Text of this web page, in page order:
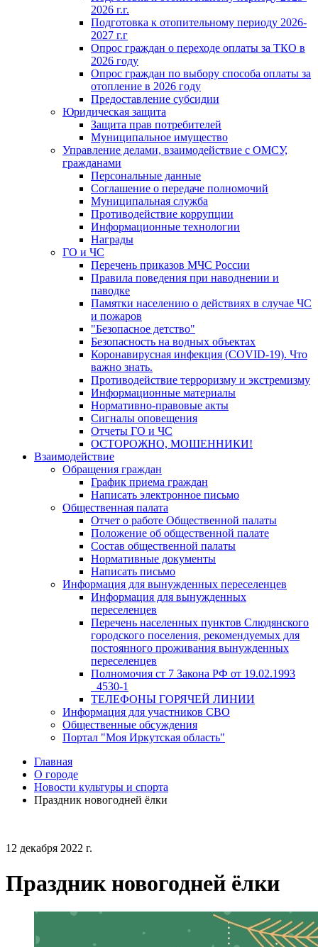
2026 г.г.
Подготовка к отопительному периоду 2026-
2027 г.г
Опрос граждан о переходе оплаты за ТКО в
2026 году
Опрос граждан по выбору способа оплаты за
отопление в 2026 году
Предоставление субсидии
Юридическая защита
Защита прав потребителей
Муниципальное имущество
Управление делами, взаимодействие с ОМСУ,
гражданами
Персональные данные
Соглашение о передаче полномочий
Муниципальная служба
Противодействие коррупции
Информационные технологии
Награды
ГО и ЧС
Перечень приказов МЧС России
Правила поведения при наводнении и
паводке
Памятки населению о действиях в случае ЧС
и пожаров
"Безопасное детство"
Безопасность на водных объектах
Коронавирусная инфекция (COVID-19). Что
важно знать.
Противодействие терроризму и экстремизму
Информационные материалы
Нормативно-правовые акты
Сигналы оповещения
Отчеты ГО и ЧС
ОСТОРОЖНО, МОШЕННИКИ!
Взаимодействие
Обращения граждан
График приема граждан
Написать электронное письмо
Общественная палата
Отчет о работе Общественной палаты
Положение об общественной палате
Состав общественной палаты
Нормативные документы
Написать письмо
Информация для вынужденных переселенцев
Информация для вынужденных
переселенцев
Перечень населенных пунктов Слюдянского
городского поселения, рекомендуемых для
постоянного проживания вынужденных
переселенцев
Полномочия ст 7 Закона РФ от 19.02.1993
_4530-1
ТЕЛЕФОНЫ ГОРЯЧЕЙ ЛИНИИ
Информация для участников СВО
Общественные обсуждения
Портал "Моя Иркутская область"
Главная
О городе
Новости культуры и спорта
Праздник новогодней ёлки
12 декабря 2022 г.
Праздник новогодней ёлки